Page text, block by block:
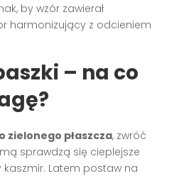
by wzór zawierał
harmonizujący z odcieniem
– na co
zielonego płaszcza, zwróć
sprawdzą się cieplejsze
kaszmir. Latem postaw na